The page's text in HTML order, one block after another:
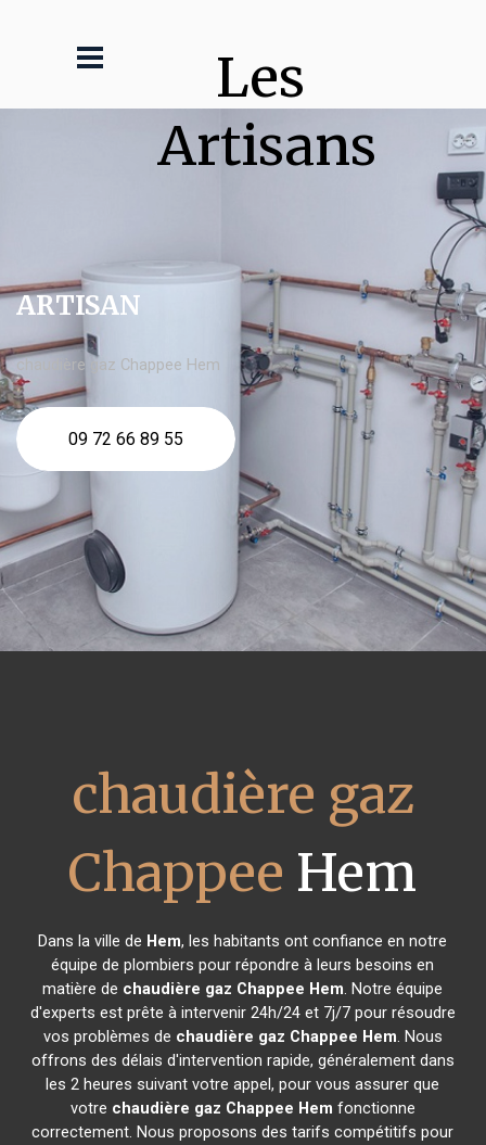
Les
Artisans
ARTISAN
chaudière gaz Chappee Hem
09 72 66 89 55
chaudière gaz
Chappee Hem
Dans la ville de Hem, les habitants ont confiance en notre
équipe de plombiers pour répondre à leurs besoins en
matière de chaudière gaz Chappee Hem. Notre équipe
d'experts est prête à intervenir 24h/24 et 7j/7 pour résoudre
vos problèmes de chaudière gaz Chappee Hem. Nous
offrons des délais d'intervention rapide, généralement dans
les 2 heures suivant votre appel, pour vous assurer que
votre chaudière gaz Chappee Hem fonctionne
correctement. Nous proposons des tarifs compétitifs pour